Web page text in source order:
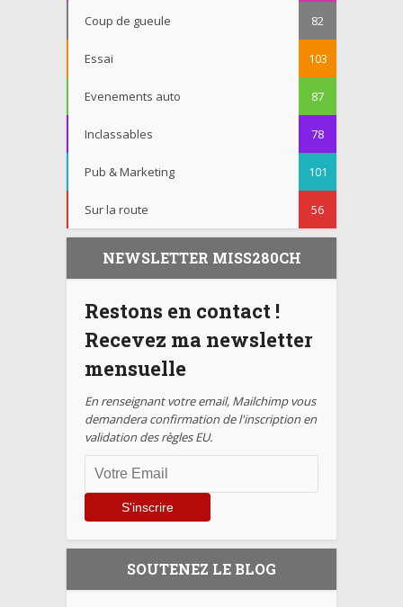
Coup de gueule 82
Essai 103
Evenements auto 87
Inclassables 78
Pub & Marketing 101
Sur la route 56
NEWSLETTER MISS280CH
Restons en contact !
Recevez ma newsletter
mensuelle
En renseignant votre email, Mailchimp vous
demandera confirmation de l'inscription en
validation des règles EU.
SOUTENEZ LE BLOG